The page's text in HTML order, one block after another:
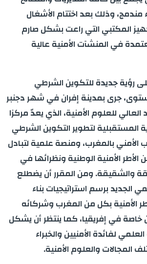
وذلك بعد اختتام الأشغال
المكتبي التي راعت بشكل صارم
في المنشآت الأمنية عالية
رؤية جديدة للتكوين الشرطي
جرى بمدينة إفران في شهر دجنبر
العالي للعلوم الأمنية، الذي يعدّ مركزا
المستقبلية لتطوير التكوين الشرطي
الأمني بالمغرب، ومنصة علمية لتبادل
الأطر الأمنية الوطنية ونظرائها في
والشقيقة. ومن المقرر أن يضطلع
الجديد برسم استراتيجيات بناء
الأمنية بكل من المغرب وشركائه
خاصة في إفريقيا، كما ينتظر أن يشكل
لفائدة الأمنيين والخبراء
المجالات والعلوم الأمنية.